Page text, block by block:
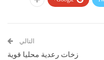
التالي
زخات رعدية محليا قوية